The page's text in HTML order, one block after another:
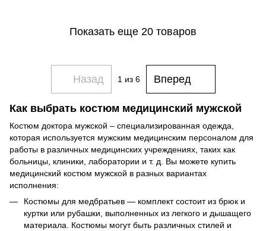
Показать еще 20 товаров
Назад 1 из 6 Вперед
Как выбрать костюм медицинский мужской
Костюм доктора мужской – специализированная одежда,
которая используется мужским медицинским персоналом для
работы в различных медицинских учреждениях, таких как
больницы, клиники, лаборатории и т. д. Вы можете купить
медицинский костюм мужской в разных вариантах
исполнения:
Костюмы для медбратьев — комплект состоит из брюк и
куртки или рубашки, выполненных из легкого и дышащего
материала. Костюмы могут быть различных стилей и